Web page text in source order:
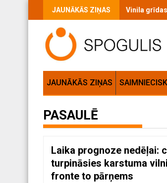
JAUNĀKĀS ZIŅAS Vinila
JAUNĀKĀS ZIŅAS
PASAULĒ
Laika prognoze nedēļai:
turpināsies karstuma
fronte to pārņems